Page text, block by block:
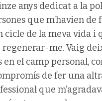
anys dedicat a la
que m’havien de
cicle de la meva vida
me. Vaig
el camp personal,
de fer una
que